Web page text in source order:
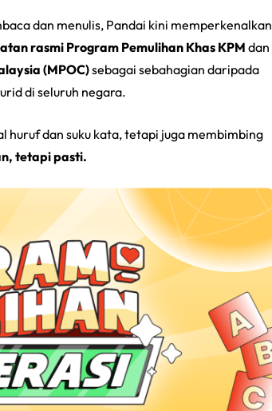
dan menulis, Pandai kini memperkenalkan
rasmi Program Pemulihan Khas KPMdan
(MPOC)sebagai sebahagian daripada
di seluruh negara.
huruf dan suku kata, tetapi juga membimbing
tetapi pasti.